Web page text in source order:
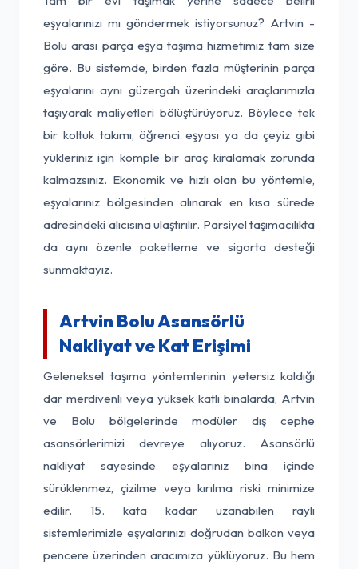
eşyalarınızı mı göndermek istiyorsunuz? Artvin -
Bolu arası parça eşya taşıma hizmetimiz tam size
göre. Bu sistemde, birden fazla müşterinin parça
eşyalarını aynı güzergah üzerindeki araçlarımızla
taşıyarak maliyetleri bölüştürüyoruz. Böylece tek
bir koltuk takımı, öğrenci eşyası ya da çeyiz gibi
yükleriniz için komple bir araç kiralamak zorunda
kalmazsınız. Ekonomik ve hızlı olan bu yöntemle,
eşyalarınız bölgesinden alınarak en kısa sürede
adresindeki alıcısına ulaştırılır. Parsiyel taşımacılıkta
da aynı özenle paketleme ve sigorta desteği
sunmaktayız.
Artvin Bolu Asansörlü
Nakliyat ve Kat Erişimi
Geleneksel taşıma yöntemlerinin yetersiz kaldığı
dar merdivenli veya yüksek katlı binalarda, Artvin
ve Bolu bölgelerinde modüler dış cephe
asansörlerimizi devreye alıyoruz. Asansörlü
nakliyat sayesinde eşyalarınız bina içinde
sürüklenmez, çizilme veya kırılma riski minimize
edilir. 15. kata kadar uzanabilen raylı
sistemlerimizle eşyalarınızı doğrudan balkon veya
pencere üzerinden aracımıza yüklüyoruz. Bu hem